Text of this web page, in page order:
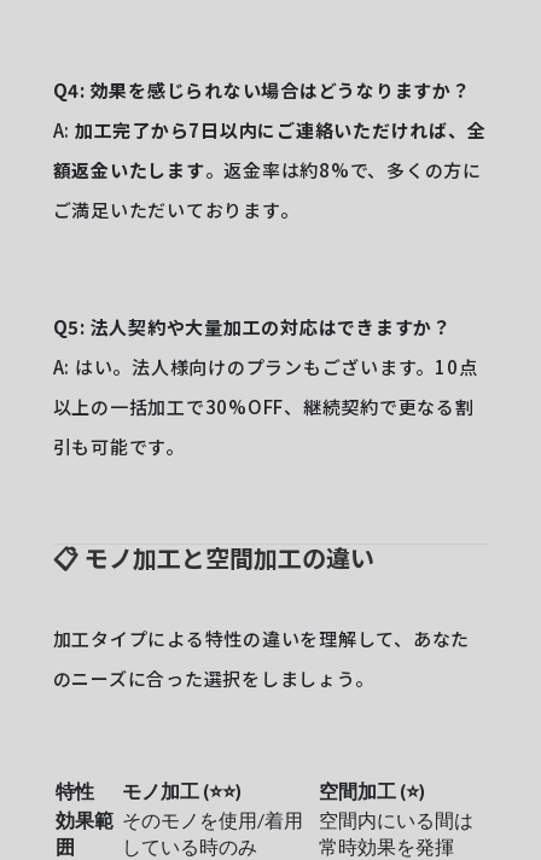
Q4: 効果を感じられない場合はどうなりますか？
A: 加工完了から7日以内にご連絡いただければ、全
額返金いたします。返金率は約8%で、多くの方に
ご満足いただいております。
Q5: 法人契約や大量加工の対応はできますか？
A: はい。法人様向けのプランもございます。10点
以上の一括加工で30%OFF、継続契約で更なる割
引も可能です。
📋 モノ加工と空間加工の違い
加工タイプによる特性の違いを理解して、あなた
のニーズに合った選択をしましょう。
特性 モノ加工 (⭐⭐)
空間加工 (⭐)
効果範
囲
そのモノを使用/着用
している時のみ
空間内にいる間は
常時効果を発揮